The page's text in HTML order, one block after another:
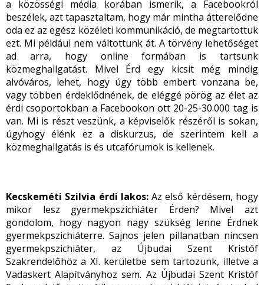
a közösségi média korában ismerik, a Facebookról
beszélek, azt tapasztaltam, hogy már mintha átterelődne
oda ez az egész közéleti kommunikáció, de megtartottuk
ezt. Mi például nem váltottunk át. A törvény lehetőséget
ad arra, hogy online formában is tartsunk
közmeghallgatást. Mivel Érd egy kicsit még mindig
alvóváros, lehet, hogy úgy több embert vonzana be,
vagy többen érdeklődnének, de eléggé pörög az élet az
érdi csoportokban a Facebookon ott 20-25-30.000 tag is
van. Mi is részt veszünk, a képviselők részéről is sokan,
úgyhogy élénk ez a diskurzus, de szerintem kell a
közmeghallgatás is és utcafórumok is kellenek.
Kecskeméti Szilvia érdi lakos:Az első kérdésem, hogy
mikor lesz gyermekpszichiáter Érden? Mivel azt
gondolom, hogy nagyon nagy szükség lenne Érdnek
gyermekpszichiáterre. Sajnos jelen pillanatban nincsen
gyermekpszichiáter, az Újbudai Szent Kristóf
Szakrendelőhöz a XI. kerületbe sem tartozunk, illetve a
Vadaskert Alapítványhoz sem. Az Újbudai Szent Kristóf